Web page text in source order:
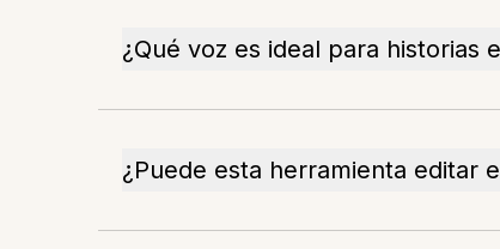
¿Qué voz es ideal para historias
¿Puede esta herramienta editar